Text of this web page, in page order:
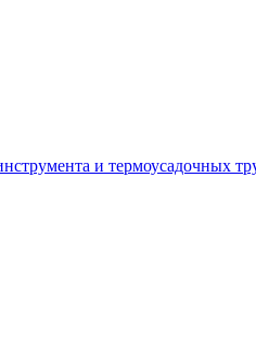
и термоусадочных